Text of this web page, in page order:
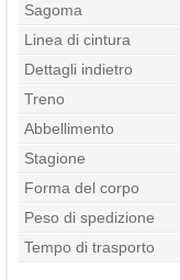
Sagoma
Linea di cintura
Dettagli indietro
Treno
Abbellimento
Stagione
Forma del corpo
Peso di spedizione
Tempo di trasporto